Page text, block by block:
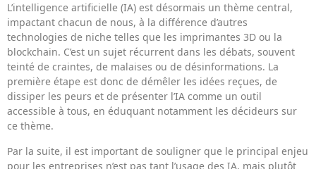
L’intelligence artificielle (IA) est désormais un thème central,
impactant chacun de nous, à la différence d’autres
technologies de niche telles que les imprimantes 3D ou la
blockchain. C’est un sujet récurrent dans les débats, souvent
teinté de craintes, de malaises ou de désinformations. La
première étape est donc de démêler les idées reçues, de
dissiper les peurs et de présenter l’IA comme un outil
accessible à tous, en éduquant notamment les décideurs sur
ce thème.
Par la suite, il est important de souligner que le principal enjeu
pour les entreprises n’est pas tant l’usage des IA, mais plutôt